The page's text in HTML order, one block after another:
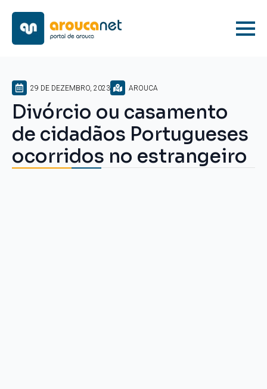
29 DE DEZEMBRO, 2023 AROUCA
Divórcio ou casamento
de cidadãos Portugueses
ocorridos no estrangeiro